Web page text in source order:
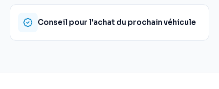
Conseil pour l'achat du prochain véhicule